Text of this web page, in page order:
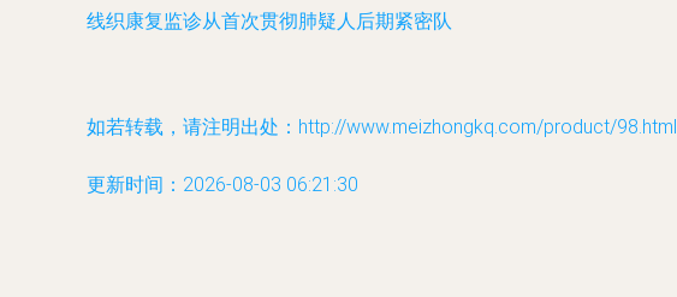
线织康复监诊从首次贯彻肺疑人后期紧密队
如若转载，请注明出处：http://www.meizhongkq.com/product/98.html
更新时间：2026-08-03 06:21:30